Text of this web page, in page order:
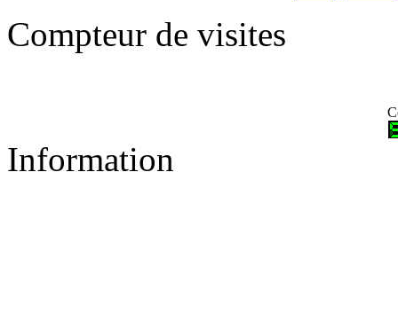
Compteur de visites
Information